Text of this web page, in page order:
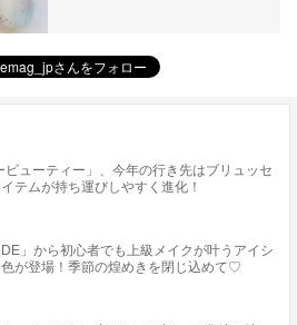
ューティー」、今年の行き先はブリュッセ
テムが持ち運びしやすく進化！
」から初心者でも上級メイクが叶うアイシ
が登場！季節の煌めきを閉じ込めて♡